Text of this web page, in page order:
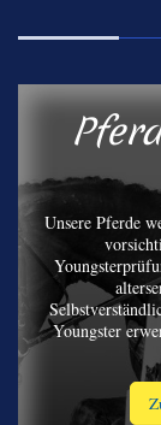
Unsere Pferde
Youngster